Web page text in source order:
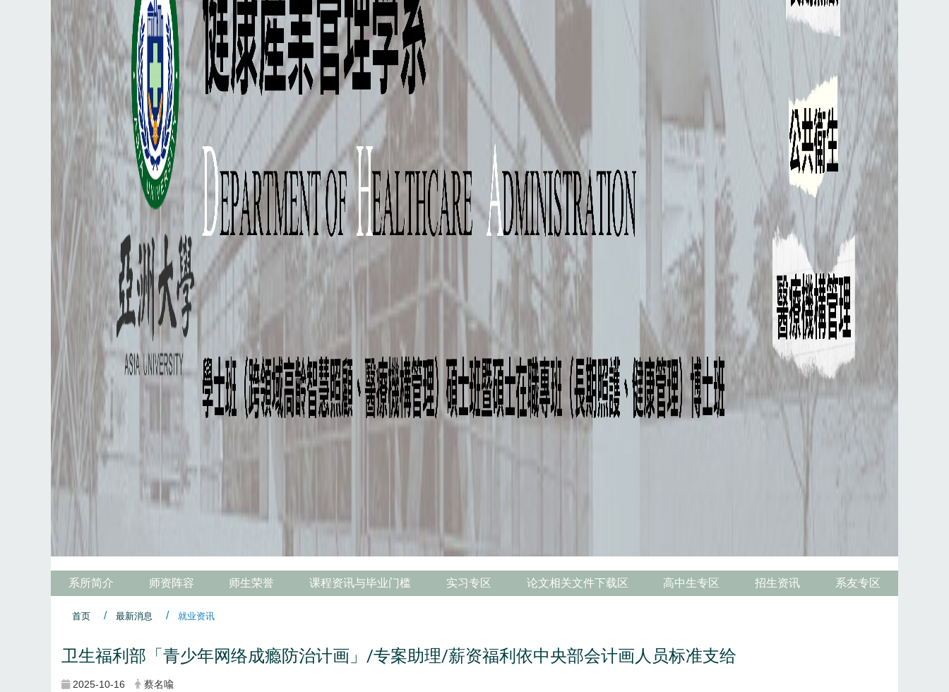
系所简介 师资阵容 师生荣誉 课程资讯与毕业门槛 实习专区 论文相关文件下载区 高中生专区 招生资讯 系友专区
首页 最新消息 就业资讯
卫生福利部「青少年网络成瘾防治计画」/专案助理/薪资福利依中央部会计画人员标准支给
2025-10-16 蔡名喩